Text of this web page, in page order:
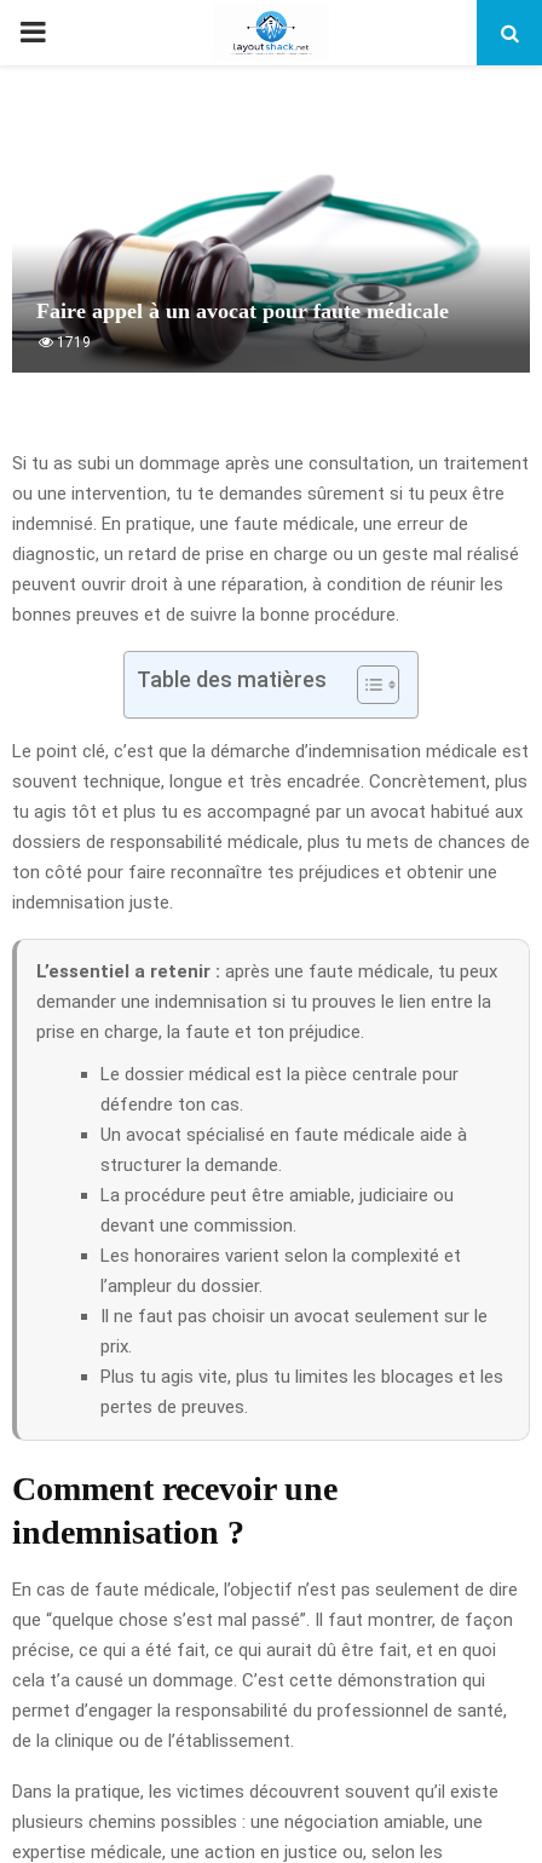
PRIMARY
Faire appel à un avocat pour faute médicale
1719
Si tu as subi un dommage après une consultation, un traitement
ou une intervention, tu te demandes sûrement si tu peux être
indemnisé. En pratique, une faute médicale, une erreur de
diagnostic, un retard de prise en charge ou un geste mal réalisé
peuvent ouvrir droit à une réparation, à condition de réunir les
bonnes preuves et de suivre la bonne procédure.
Table des matières
Le point clé, c’est que la démarche d’indemnisation médicale est
souvent technique, longue et très encadrée. Concrètement, plus
tu agis tôt et plus tu es accompagné par un avocat habitué aux
dossiers de responsabilité médicale, plus tu mets de chances de
ton côté pour faire reconnaître tes préjudices et obtenir une
indemnisation juste.
L’essentiel a retenir : après une faute médicale, tu peux
demander une indemnisation si tu prouves le lien entre la
prise en charge, la faute et ton préjudice.
Le dossier médical est la pièce centrale pour
défendre ton cas.
Un avocat spécialisé en faute médicale aide à
structurer la demande.
La procédure peut être amiable, judiciaire ou
devant une commission.
Les honoraires varient selon la complexité et
l’ampleur du dossier.
Il ne faut pas choisir un avocat seulement sur le
prix.
Plus tu agis vite, plus tu limites les blocages et les
pertes de preuves.
Comment recevoir une
indemnisation ?
En cas de faute médicale, l’objectif n’est pas seulement de dire
que “quelque chose s’est mal passé”. Il faut montrer, de façon
précise, ce qui a été fait, ce qui aurait dû être fait, et en quoi
cela t’a causé un dommage. C’est cette démonstration qui
permet d’engager la responsabilité du professionnel de santé,
de la clinique ou de l’établissement.
Dans la pratique, les victimes découvrent souvent qu’il existe
plusieurs chemins possibles : une négociation amiable, une
expertise médicale, une action en justice ou, selon les